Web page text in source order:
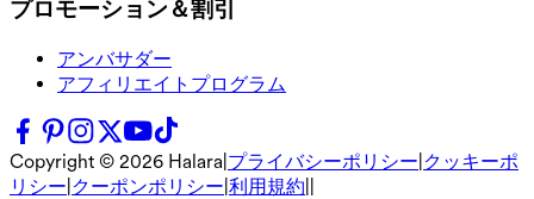
プロモーション＆割引
アンバサダー
アフィリエイトプログラム
Copyright © 2026 Halara プライバシーポリシー クッキーポ
リシー クーポンポリシー 利用規約